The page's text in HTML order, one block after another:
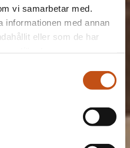
vi samarbetar med.
informationen med annan
eller som de har